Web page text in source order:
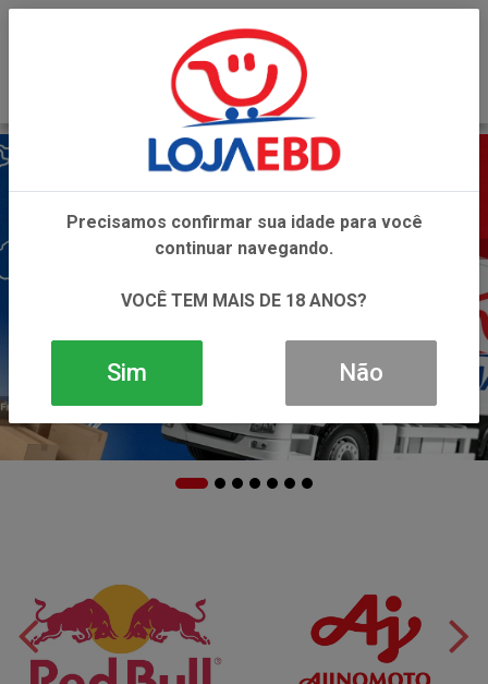
Precisamos confirmar sua idade para você
continuar navegando.
VOCÊ TEM MAIS DE 18 ANOS?
Sim Não